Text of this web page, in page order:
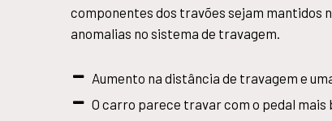
componentes dos travões sejam mantidos
anomalias no sistema de travagem.
Aumento na distância de travagem e
O carro parece travar com o pedal mais